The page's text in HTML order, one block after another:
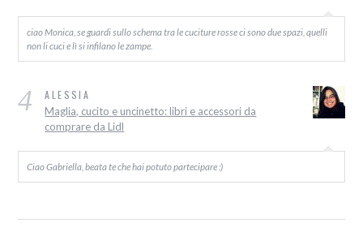
ciao Monica, se guardi sullo schema tra le cuciture rosse ci sono due spazi, quelli
non li cuci e lì si infilano le zampe.
4 ALESSIA
Maglia, cucito e uncinetto: libri e accessori da
comprare da Lidl
Ciao Gabriella, beata te che hai potuto partecipare :)